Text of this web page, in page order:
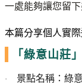
一處能夠讓您留
本篇分享個人實
「綠意山莊」
· 景點名稱：綠